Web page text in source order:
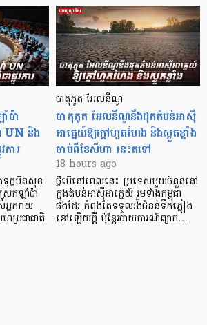
ប៉ា
UN និង
ារ
ទុក្ខមិនសុខ
ែកឡាំប៉ា
នករាយ
ប្រជាជាតិ
បាតុភូត អែលនីណូ
បាតុភូត អែលនីណូ​នឹងដុតតំបន់អាស៊ី
អាគ្នេយ៍ឱ្យក្តៅហួតហែង និងស្ងួតខ្លាំង
ចាប់ពីខែសីហា នេះតទៅ
18 hours ago
ថ្វីបើនៅពេលនេះ ប្រទេសមួយចំនួននៅ
ក្នុងតំបន់អាស៊ីអាគ្នេយ៍ រួមទាំងកម្ពុជា
ផងដែរ កំពុងតែទទួលរងជំនន់ទឹកភ្លៀង
នៅឡើយក្តី ប៉ុន្តែរបាយការណ៍ព្យាក…